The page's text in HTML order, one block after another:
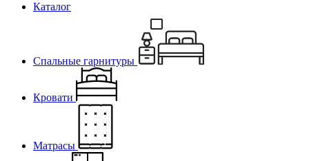
Каталог
Спальные гарнитуры
Кровати
Матрасы